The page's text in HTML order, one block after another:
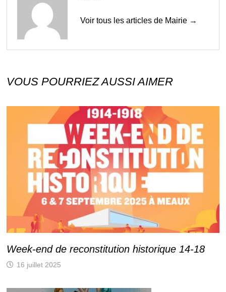
Voir tous les articles de Mairie →
VOUS POURRIEZ AUSSI AIMER
Week-end de reconstitution historique 14-18
16 juillet 2025